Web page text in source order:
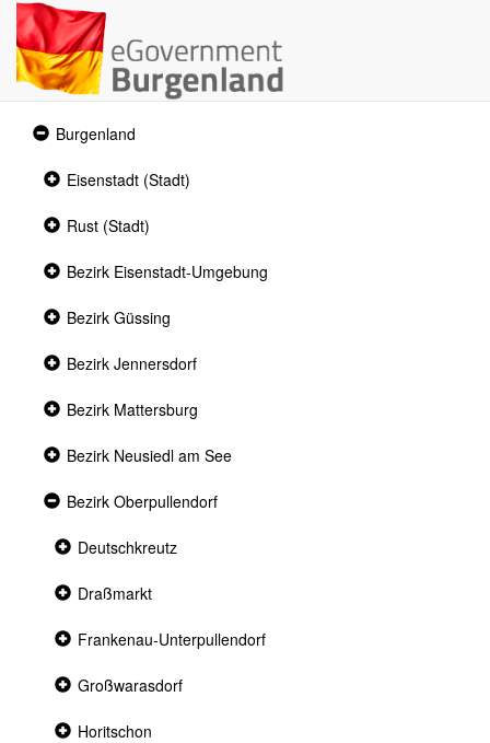
Expanded
section
Burgenland
Collapsed
Eisenstadt (Stadt)
Collapsed
section
Rust (Stadt)
Collapsed
Bezirk Eisenstadt-Umgebung
Collapsed
Bezirk Güssing
Collapsed
Bezirk Jennersdorf
Collapsed
Bezirk Mattersburg
Collapsed
Bezirk Neusiedl am See
Expanded
Bezirk Oberpullendorf
Collapsed
Deutschkreutz
Collapsed
Draßmarkt
Collapsed
Frankenau-Unterpullendorf
Collapsed
Großwarasdorf
Collapsed
Horitschon